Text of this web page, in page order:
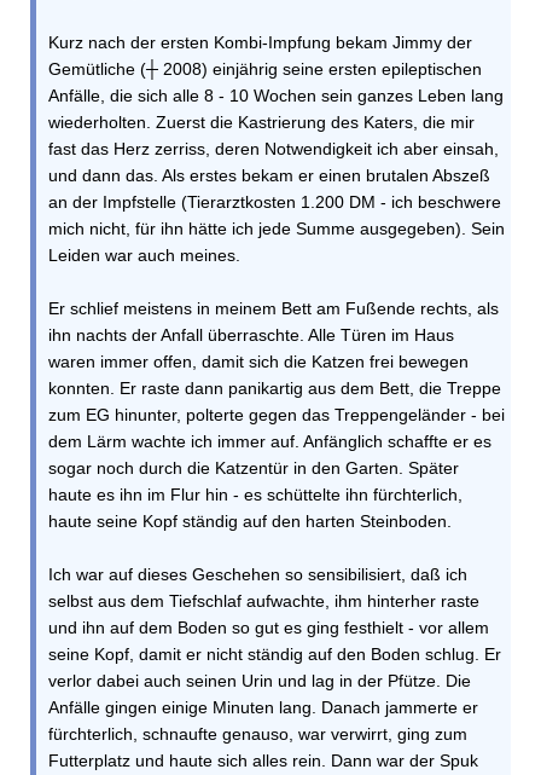
Kurz nach der ersten Kombi-Impfung bekam Jimmy der
Gemütliche (┼ 2008) einjährig seine ersten epileptischen
Anfälle, die sich alle 8 - 10 Wochen sein ganzes Leben lang
wiederholten. Zuerst die Kastrierung des Katers, die mir
fast das Herz zerriss, deren Notwendigkeit ich aber einsah,
und dann das. Als erstes bekam er einen brutalen Abszeß
an der Impfstelle (Tierarztkosten 1.200 DM - ich beschwere
mich nicht, für ihn hätte ich jede Summe ausgegeben). Sein
Leiden war auch meines.
Er schlief meistens in meinem Bett am Fußende rechts, als
ihn nachts der Anfall überraschte. Alle Türen im Haus
waren immer offen, damit sich die Katzen frei bewegen
konnten. Er raste dann panikartig aus dem Bett, die Treppe
zum EG hinunter, polterte gegen das Treppengeländer - bei
dem Lärm wachte ich immer auf. Anfänglich schaffte er es
sogar noch durch die Katzentür in den Garten. Später
haute es ihn im Flur hin - es schüttelte ihn fürchterlich,
haute seine Kopf ständig auf den harten Steinboden.
Ich war auf dieses Geschehen so sensibilisiert, daß ich
selbst aus dem Tiefschlaf aufwachte, ihm hinterher raste
und ihn auf dem Boden so gut es ging festhielt - vor allem
seine Kopf, damit er nicht ständig auf den Boden schlug. Er
verlor dabei auch seinen Urin und lag in der Pfütze. Die
Anfälle gingen einige Minuten lang. Danach jammerte er
fürchterlich, schnaufte genauso, war verwirrt, ging zum
Futterplatz und haute sich alles rein. Dann war der Spuk